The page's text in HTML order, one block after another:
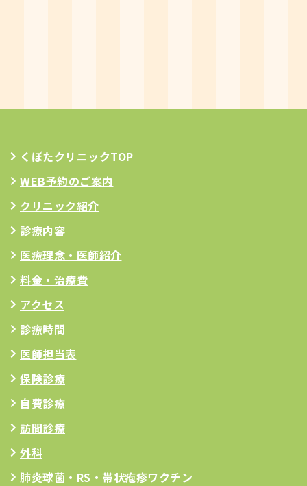
くぼたクリニックTOP
WEB予約のご案内
クリニック紹介
診療内容
医療理念 ・医師紹介
料金・治療費
アクセス
診療時間
医師担当表
保険診療
自費診療
訪問診療
外科
肺炎球菌・RS ・帯状疱疹ワクチン